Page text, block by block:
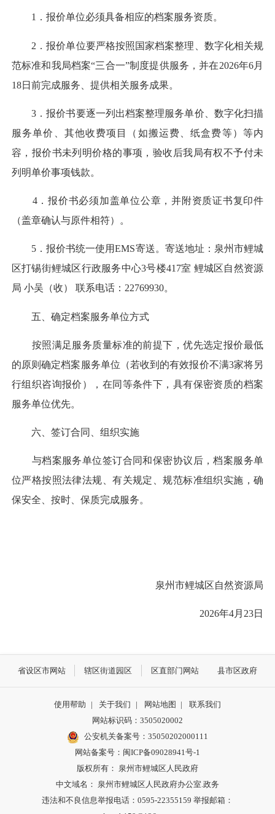
1．报价单位必须具备相应的档案服务资质。
2．报价单位要严格按照国家档案整理、数字化相关规
范标准和我局档案“三合一”制度提供服务，并在2026年6月
18日前完成服务、提供相关服务成果。
3．报价书要逐一列出档案整理服务单价、数字化扫描
服务单价、其他收费项目（如搬运费、纸盒费等）等内
容，报价书未列明价格的事项，验收后我局有权不予付未
列明单价事项钱款。
4．报价书必须加盖单位公章，并附资质证书复印件
（盖章确认与原件相符）。
5．报价书统一使用EMS寄送。寄送地址：泉州市鲤城
区打锡街鲤城区行政服务中心3号楼417室 鲤城区自然资源
局 小吴（收） 联系电话：22769930。
五、确定档案服务单位方式
按照满足服务质量标准的前提下，优先选定报价最低
的原则确定档案服务单位（若收到的有效报价不满3家将另
行组织咨询报价），在同等条件下，具有保密资质的档案
服务单位优先。
六、签订合同、组织实施
与档案服务单位签订合同和保密协议后，档案服务单
位严格按照法律法规、有关规定、规范标准组织实施，确
保安全、按时、保质完成服务。
泉州市鲤城区自然资源局
2026年4月23日
省设区市网站 辖区街道园区 区直部门网站 县市区政府
使用帮助 | 关于我们 | 网站地图 |
联系我们
网站标识码：3505020002
公安机关备案号：35050202000111
网站备案号：闽ICP备09028941号-1
版权所有： 泉州市鲤城区人民政府
中文域名： 泉州市鲤城区人民政府办公室.政务
违法和不良信息举报电话：0595-22355159 举报邮箱：